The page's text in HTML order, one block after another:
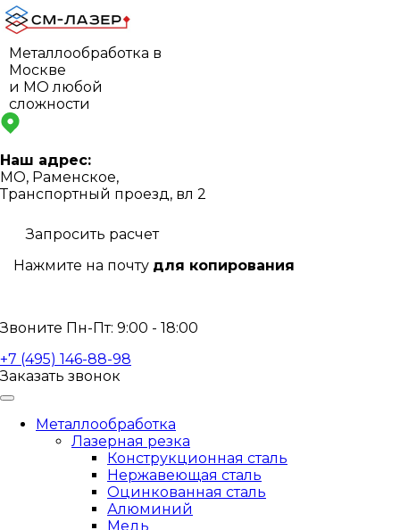
Металлообработка в
Москве
и МО любой
сложности
Наш адрес:
МО, Раменское,
Транспортный проезд, вл 2
Запросить расчет
Нажмите на почту для копирования
Звоните Пн-Пт: 9:00 - 18:00
+7 (495) 146-88-98
Заказать звонок
Металлообработка
Лазерная резка
Конструкционная сталь
Нержавеющая сталь
Оцинкованная сталь
Алюминий
Медь